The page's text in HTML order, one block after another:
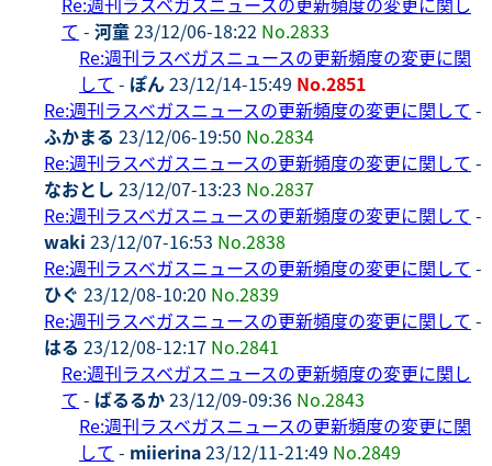
て - 河童23/12/06-18:22 No.2833
Re:週刊ラスベガスニュースの更新頻度の変更に関
して - ぽん23/12/14-15:49 No.2851
Re:週刊ラスベガスニュースの更新頻度の変更に関して -
ふかまる 23/12/06-19:50 No.2834
Re:週刊ラスベガスニュースの更新頻度の変更に関して -
なおとし 23/12/07-13:23 No.2837
Re:週刊ラスベガスニュースの更新頻度の変更に関して -
waki 23/12/07-16:53 No.2838
Re:週刊ラスベガスニュースの更新頻度の変更に関して -
ひぐ 23/12/08-10:20 No.2839
Re:週刊ラスベガスニュースの更新頻度の変更に関して -
はる 23/12/08-12:17 No.2841
Re:週刊ラスベガスニュースの更新頻度の変更に関し
て - ばるるか23/12/09-09:36 No.2843
Re:週刊ラスベガスニュースの更新頻度の変更に関
して - miierina23/12/11-21:49 No.2849